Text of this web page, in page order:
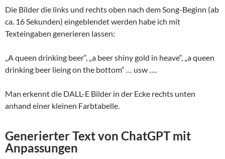
Die Bilder die links und rechts oben nach dem Song-Beginn (ab
ca. 16 Sekunden) eingeblendet werden habe ich mit
Texteingaben generieren lassen:
„A queen drinking beer“, „a beer shiny gold in heave“, „a queen
drinking beer lieing on the bottom“ … usw ….
Man erkennt die DALL-E Bilder in der Ecke rechts unten
anhand einer kleinen Farbtabelle.
Generierter Text von ChatGPT mit
Anpassungen